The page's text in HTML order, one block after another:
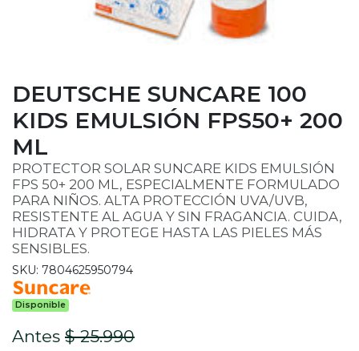
DEUTSCHE SUNCARE 100
KIDS EMULSIÓN FPS50+ 200
ML
PROTECTOR SOLAR SUNCARE KIDS EMULSIÓN
FPS 50+ 200 ML, ESPECIALMENTE FORMULADO
PARA NIÑOS. ALTA PROTECCIÓN UVA/UVB,
RESISTENTE AL AGUA Y SIN FRAGANCIA. CUIDA,
HIDRATA Y PROTEGE HASTA LAS PIELES MÁS
SENSIBLES.
SKU: 7804625950794
Disponible
Antes $ 25.990